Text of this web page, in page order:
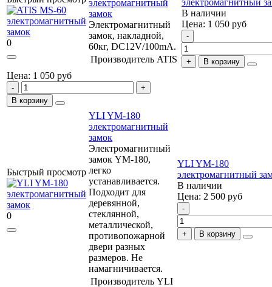
0
электромагнитный
замок
Электромагнитный
замок, накладной,
60кг, DC12V/100mA.
Производитель ATIS
В наличии
Цена: 1 050 руб
В корзину
Цена: 1 050 руб
В корзину
Быстрый просмотр
0
YLI YM-180
электромагнитный
замок
Электромагнитный
замок YM-180,
легко
устанавливается.
Подходит для
деревянной,
стеклянной,
металлической,
противопожарной
двери разных
размеров. Не
намагничивается.
Производитель YLI
YLI YM-180
электромагнитный
В наличии
Цена: 2 500 руб
В корзину